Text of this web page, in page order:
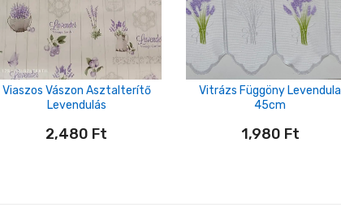
Viaszos Vászon Asztalterítő
Levendulás
2,480 Ft
Vitrázs Függöny Levendula
45cm
1,980 Ft